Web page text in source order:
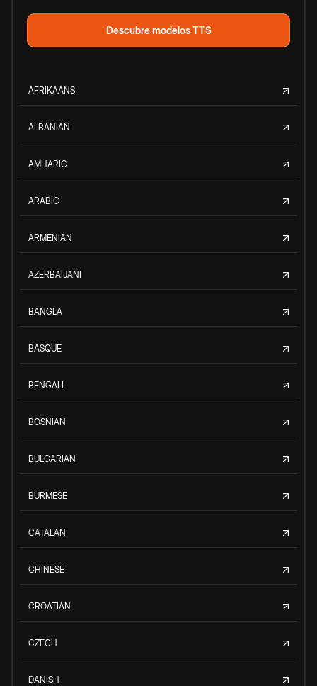
Descubre modelos TTS
AFRIKAANS
ALBANIAN
AMHARIC
ARABIC
ARMENIAN
AZERBAIJANI
BANGLA
BASQUE
BENGALI
BOSNIAN
BULGARIAN
BURMESE
CATALAN
CHINESE
CROATIAN
CZECH
DANISH